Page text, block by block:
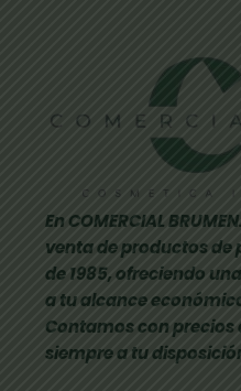
En COMERCIAL
venta de productos de
de 1985, ofreciendo
a tu alcance
Contamos con
siempre a tu